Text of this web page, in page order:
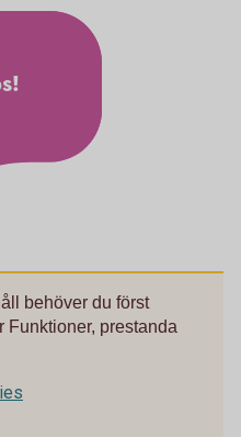
behöver du först
Funktioner, prestanda